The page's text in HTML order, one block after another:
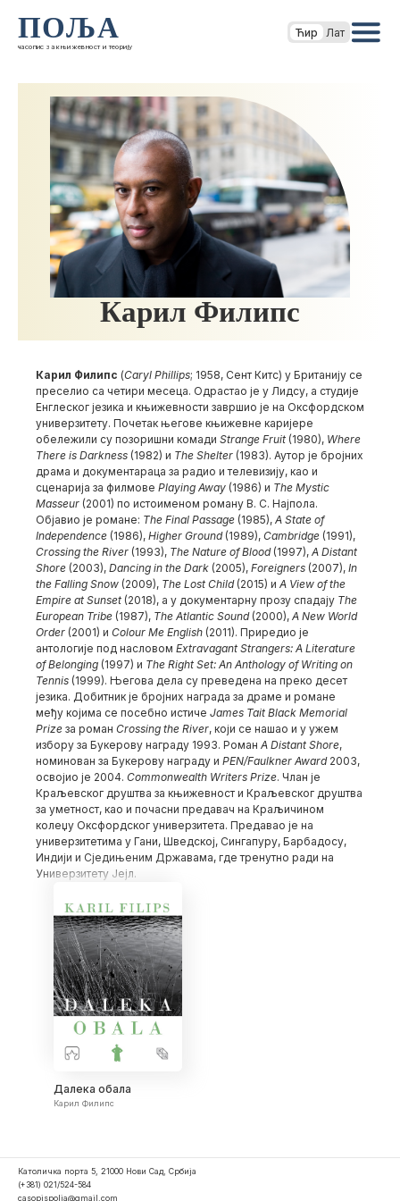
ПОЉА
часопис за књижевност и теорију
Ћир Лат
Карил Филипс
Карил Филипс (Caryl Phillips; 1958, Сент Китс) у Британију се
преселио са четири месеца. Одрастао је у Лидсу, а студије
Енглеског језика и књижевности завршио је на Оксфордском
универзитету. Почетак његове књижевне каријере
обележили су позоришни комади Strange Fruit (1980), Where
There is Darkness (1982) и The Shelter (1983). Аутор је бројних
драма и документараца за радио и телевизију, као и
сценарија за филмове Playing Away (1986) и The Mystic
Masseur (2001) по истоименом роману В. С. Најпола.
Објавио је романе: The Final Passage (1985), A State of
Independence (1986), Higher Ground(1989), Cambridge (1991),
Crossing the River (1993), The Nature of Blood(1997), A Distant
Shore (2003), Dancing in the Dark (2005), Foreigners (2007), In
the Falling Snow (2009), The Lost Child(2015) и A View of the
Empire at Sunset (2018), а у документарну прозу спадају The
European Tribe (1987), The Atlantic Sound(2000), A New World
Order (2001) и Colour Me English (2011). Приредио је
антологије под насловом Extravagant Strangers: A Literature
of Belonging (1997) и The Right Set: An Anthology of Writing on
Tennis (1999). Његова дела су преведена на преко десет
језика. Добитник је бројних награда за драме и романе
међу којима се посебно истиче James Tait Black Memorial
Prize за роман Crossing the River, који се нашао и у ужем
избору за Букерову награду 1993. Роман A Distant Shore,
номинован за Букерову награду и PEN/Faulkner Award2003,
освојио је 2004. Commonwealth Writers Prize. Члан је
Краљевског друштва за књижевност и Краљевског друштва
за уметност, као и почасни предавач на Краљичином
колеџу Оксфордског универзитета. Предавао је на
универзитетима у Гани, Шведској, Сингапуру, Барбадосу,
Индији и Сједињеним Државама, где тренутно ради на
Универзитету Јејл.
Далека обала
Карил Филипс
Католичка порта 5, 21000 Нови Сад, Србија
(+381) 021/524-584
casopispolja@gmail.com